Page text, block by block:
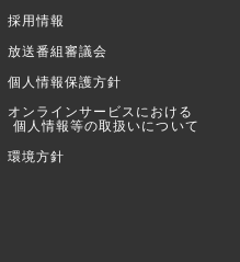
採用情報
放送番組審議会
個人情報保護方針
オンラインサービスにおける
個人情報等の取扱いについて
環境方針